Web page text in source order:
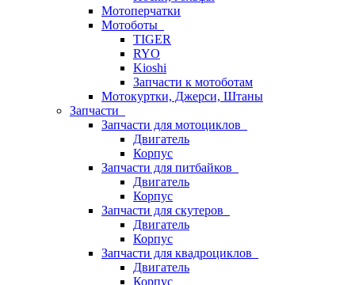
Мотоперчатки
Мотоботы
TIGER
RYO
Kioshi
Запчасти к мотоботам
Мотокуртки, Джерси, Штаны
Запчасти
Запчасти для мотоциклов
Двигатель
Корпус
Запчасти для питбайков
Двигатель
Корпус
Запчасти для скутеров
Двигатель
Корпус
Запчасти для квадроциклов
Двигатель
Корпус